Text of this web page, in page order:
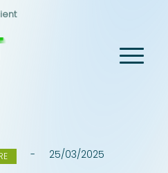
25/03/2025